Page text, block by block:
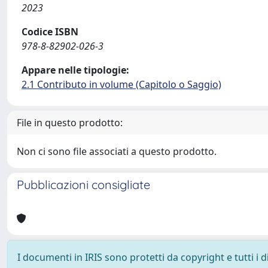
2023
Codice ISBN
978-8-82902-026-3
Appare nelle tipologie:
2.1 Contributo in volume (Capitolo o Saggio)
File in questo prodotto:
Non ci sono file associati a questo prodotto.
Pubblicazioni consigliate
I documenti in IRIS sono protetti da copyright e tutti i